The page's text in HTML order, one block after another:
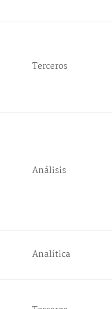
Terceros
Análisis
Analítica